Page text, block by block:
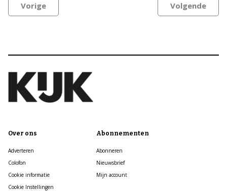
Vorige Volgende
Over ons
Adverteren
Colofon
Cookie informatie
Cookie Instellingen
Abonnementen
Abonneren
Nieuwsbrief
Mijn account